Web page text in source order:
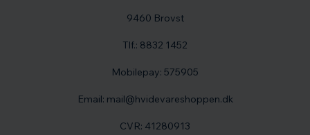
9460 Brovst
Tlf.: 8832 1452
Mobilepay: 575905
Email: mail@hvidevareshoppen.dk
CVR: 41280913